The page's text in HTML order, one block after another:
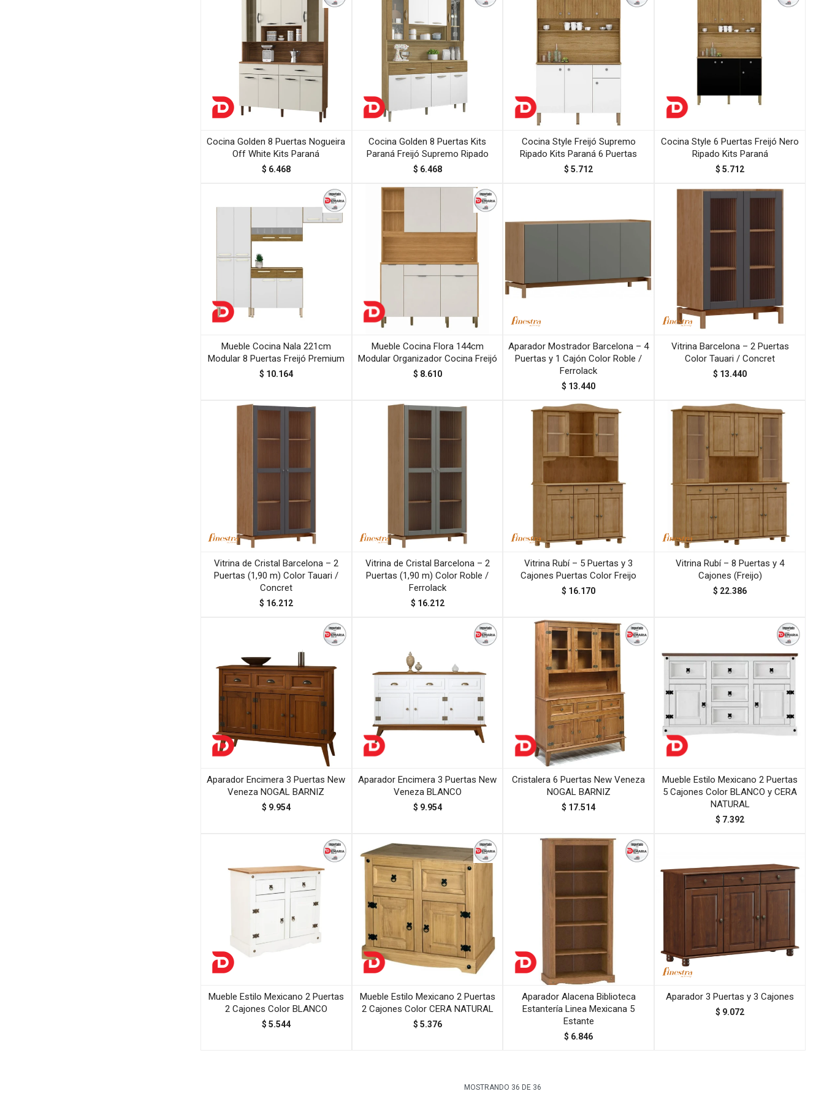
Cocina Golden 8 Puertas Nogueira
Off White Kits Paraná
$ 6.468
Cocina Golden 8 Puertas Kits
Paraná Freijó Supremo Ripado
$ 6.468
Cocina Style Freijó Supremo
Ripado Kits Paraná 6 Puertas
$ 5.712
Cocina Style 6 Puertas Freijó Nero
Ripado Kits Paraná
$ 5.712
Mueble Cocina Nala 221cm
Modular 8 Puertas Freijó Premium
$ 10.164
Mueble Cocina Flora 144cm
Modular Organizador Cocina Freijó
$ 8.610
Aparador Mostrador Barcelona – 4
Puertas y 1 Cajón Color Roble /
Ferrolack
$ 13.440
Vitrina Barcelona – 2 Puertas
Color Tauari / Concret
$ 13.440
Vitrina de Cristal Barcelona – 2
Puertas (1,90 m) Color Tauari /
Concret
$ 16.212
Vitrina de Cristal Barcelona – 2
Puertas (1,90 m) Color Roble /
Ferrolack
$ 16.212
Vitrina Rubí – 5 Puertas y 3
Cajones Puertas Color Freijo
$ 16.170
Vitrina Rubí – 8 Puertas y 4
Cajones (Freijo)
$ 22.386
Aparador Encimera 3 Puertas New
Veneza NOGAL BARNIZ
$ 9.954
Aparador Encimera 3 Puertas New
Veneza BLANCO
$ 9.954
Cristalera 6 Puertas New Veneza
NOGAL BARNIZ
$ 17.514
Mueble Estilo Mexicano 2 Puertas
5 Cajones Color BLANCO y CERA
NATURAL
$ 7.392
Mueble Estilo Mexicano 2 Puertas
2 Cajones Color BLANCO
$ 5.544
Mueble Estilo Mexicano 2 Puertas
2 Cajones Color CERA NATURAL
$ 5.376
Aparador Alacena Biblioteca
Estantería Linea Mexicana 5
Estante
$ 6.846
Aparador 3 Puertas y 3 Cajones
$ 9.072
MOSTRANDO 36 DE 36